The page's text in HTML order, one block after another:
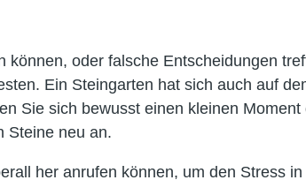
oder falsche Entscheidungen
Ein Steingarten hat sich auch auf
Sie sich bewusst einen kleinen
Steine neu an.
her anrufen können, um den Stress